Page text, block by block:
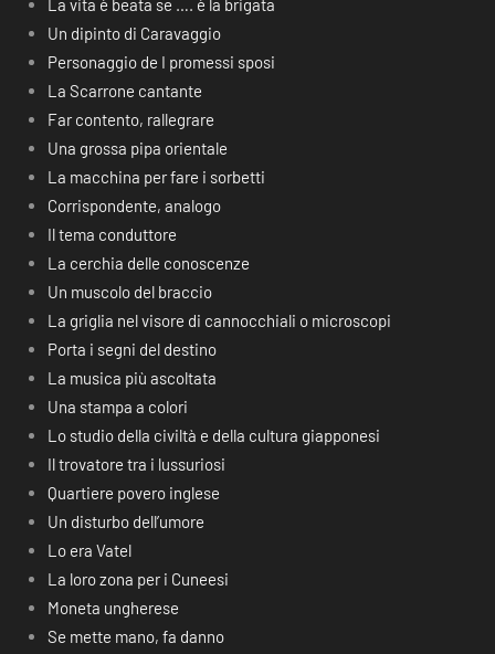
La vita è beata se …. è la brigata
Un dipinto di Caravaggio
Personaggio de I promessi sposi
La Scarrone cantante
Far contento, rallegrare
Una grossa pipa orientale
La macchina per fare i sorbetti
Corrispondente, analogo
Il tema conduttore
La cerchia delle conoscenze
Un muscolo del braccio
La griglia nel visore di cannocchiali o microscopi
Porta i segni del destino
La musica più ascoltata
Una stampa a colori
Lo studio della civiltà e della cultura giapponesi
Il trovatore tra i lussuriosi
Quartiere povero inglese
Un disturbo dell’umore
Lo era Vatel
La loro zona per i Cuneesi
Moneta ungherese
Se mette mano, fa danno